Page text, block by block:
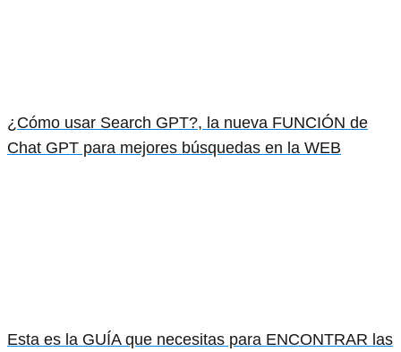
¿Cómo usar Search GPT?, la nueva FUNCIÓN de
Chat GPT para mejores búsquedas en la WEB
Esta es la GUÍA que necesitas para ENCONTRAR las